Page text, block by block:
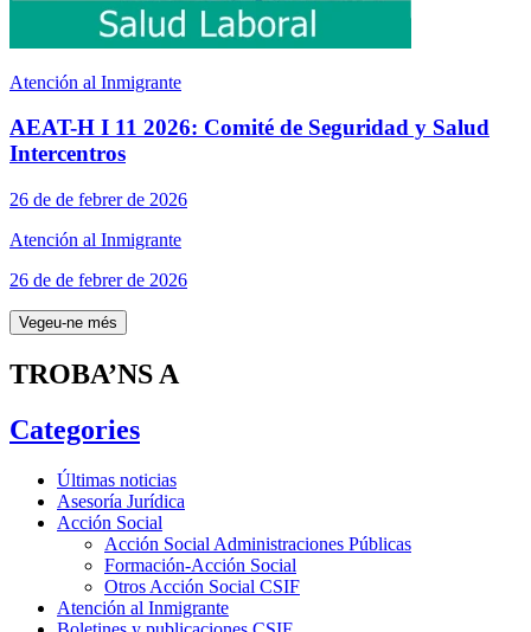
Atención al Inmigrante
AEAT-H I 11 2026: Comité de Seguridad y Salud
Intercentros
26 de de febrer de 2026
Atención al Inmigrante
26 de de febrer de 2026
Vegeu-ne més
TROBA’NS A
Categories
Últimas noticias
Asesoría Jurídica
Acción Social
Acción Social Administraciones Públicas
Formación-Acción Social
Otros Acción Social CSIF
Atención al Inmigrante